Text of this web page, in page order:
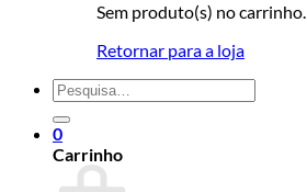
Sem produto(s) no carrinho.
Retornar para a loja
Pesquisar
por:
0
Carrinho